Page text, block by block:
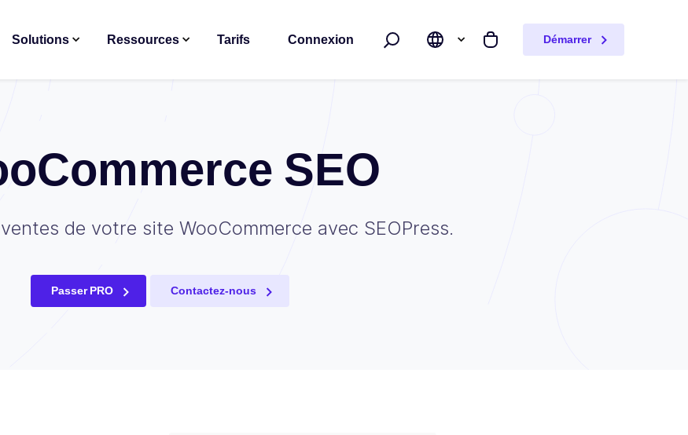
Solutions Ressources Tarifs Connexion
Rechercher Mon panier
Démarrer
SEO
de votre site WooCommerce avec SEOPress.
Passer PRO Contactez-nous